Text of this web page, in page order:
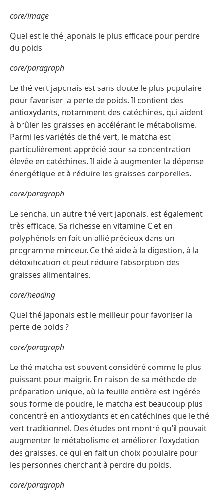
core/image
Quel est le thé japonais le plus efficace pour perdre
du poids
core/paragraph
Le thé vert japonais est sans doute le plus populaire
pour favoriser la perte de poids. Il contient des
antioxydants, notamment des catéchines, qui aident
à brûler les graisses en accélérant le métabolisme.
Parmi les variétés de thé vert, le matcha est
particulièrement apprécié pour sa concentration
élevée en catéchines. Il aide à augmenter la dépense
énergétique et à réduire les graisses corporelles.
core/paragraph
Le sencha, un autre thé vert japonais, est également
très efficace. Sa richesse en vitamine C et en
polyphénols en fait un allié précieux dans un
programme minceur. Ce thé aide à la digestion, à la
détoxification et peut réduire l’absorption des
graisses alimentaires.
core/heading
Quel thé japonais est le meilleur pour favoriser la
perte de poids ?
core/paragraph
Le thé matcha est souvent considéré comme le plus
puissant pour maigrir. En raison de sa méthode de
préparation unique, où la feuille entière est ingérée
sous forme de poudre, le matcha est beaucoup plus
concentré en antioxydants et en catéchines que le thé
vert traditionnel. Des études ont montré qu’il pouvait
augmenter le métabolisme et améliorer l'oxydation
des graisses, ce qui en fait un choix populaire pour
les personnes cherchant à perdre du poids.
core/paragraph